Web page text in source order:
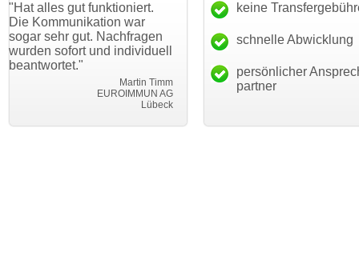
funktioniert.
war
Nachfragen
und individuell
"Danke für den schnellen
Transfer und guten Service!"
Thomas Schäfer
i can eckert communication GmbH
"Ich bin
haben.
mein
keine
schnelle Abwicklung
persönlicher
partner